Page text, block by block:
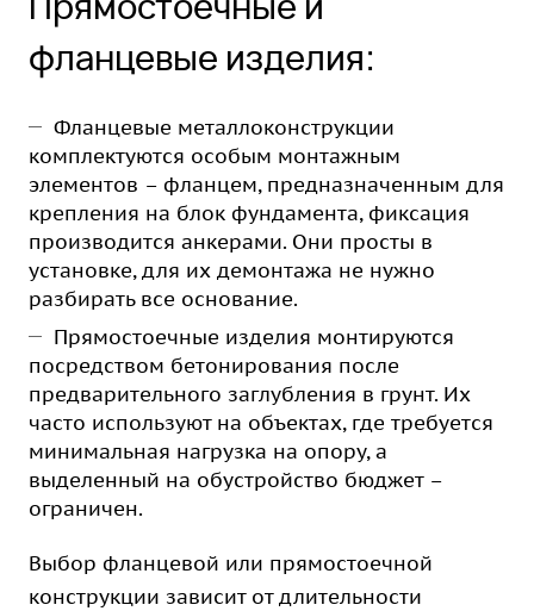
фланцевые изделия:
Фланцевые металлоконструкции
комплектуются особым монтажным
элементов – фланцем, предназначенным для
крепления на блок фундамента, фиксация
производится анкерами. Они просты в
установке, для их демонтажа не нужно
разбирать все основание.
Прямостоечные изделия монтируются
посредством бетонирования после
предварительного заглубления в грунт. Их
часто используют на объектах, где требуется
минимальная нагрузка на опору, а
выделенный на обустройство бюджет –
ограничен.
Выбор фланцевой или прямостоечной
конструкции зависит от длительности